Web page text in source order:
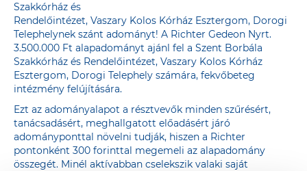
Szakkórház és
Rendelőintézet, Vaszary Kolos Kórház Esztergom, Dorogi
Telephelynek szánt adományt! A Richter Gedeon Nyrt.
3.500.000 Ft alapadományt ajánl fel a Szent Borbála
Szakkórház és Rendelőintézet, Vaszary Kolos Kórház
Esztergom, Dorogi Telephely számára, fekvőbeteg
intézmény felújítására.
Ezt az adományalapot a résztvevők minden szűrésért,
tanácsadásért, meghallgatott előadásért járó
adományponttal növelni tudják, hiszen a Richter
pontonként 300 forinttal megemeli az alapadomány
összegét. Minél aktívabban cselekszik valaki saját